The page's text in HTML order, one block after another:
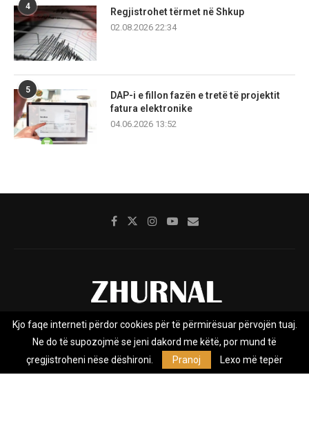
4
Regjistrohet tërmet në Shkup
02.08.2026 22:34
5
DAP-i e fillon fazën e tretë të projektit
fatura elektronike
04.06.2026 13:52
Rreth nesh Impresumi Marketing
Privacy Policy
Zhurnal.mk është Agjenci e Lajmeve e pavarur, e themeluar në vitin
Kjo faqe interneti përdor cookies për të përmirësuar përvojën tuaj.
Ne do të supozojmë se jeni dakord me këtë, por mund të
çregjistroheni nëse dëshironi.
Pranoj Lexo më tepër